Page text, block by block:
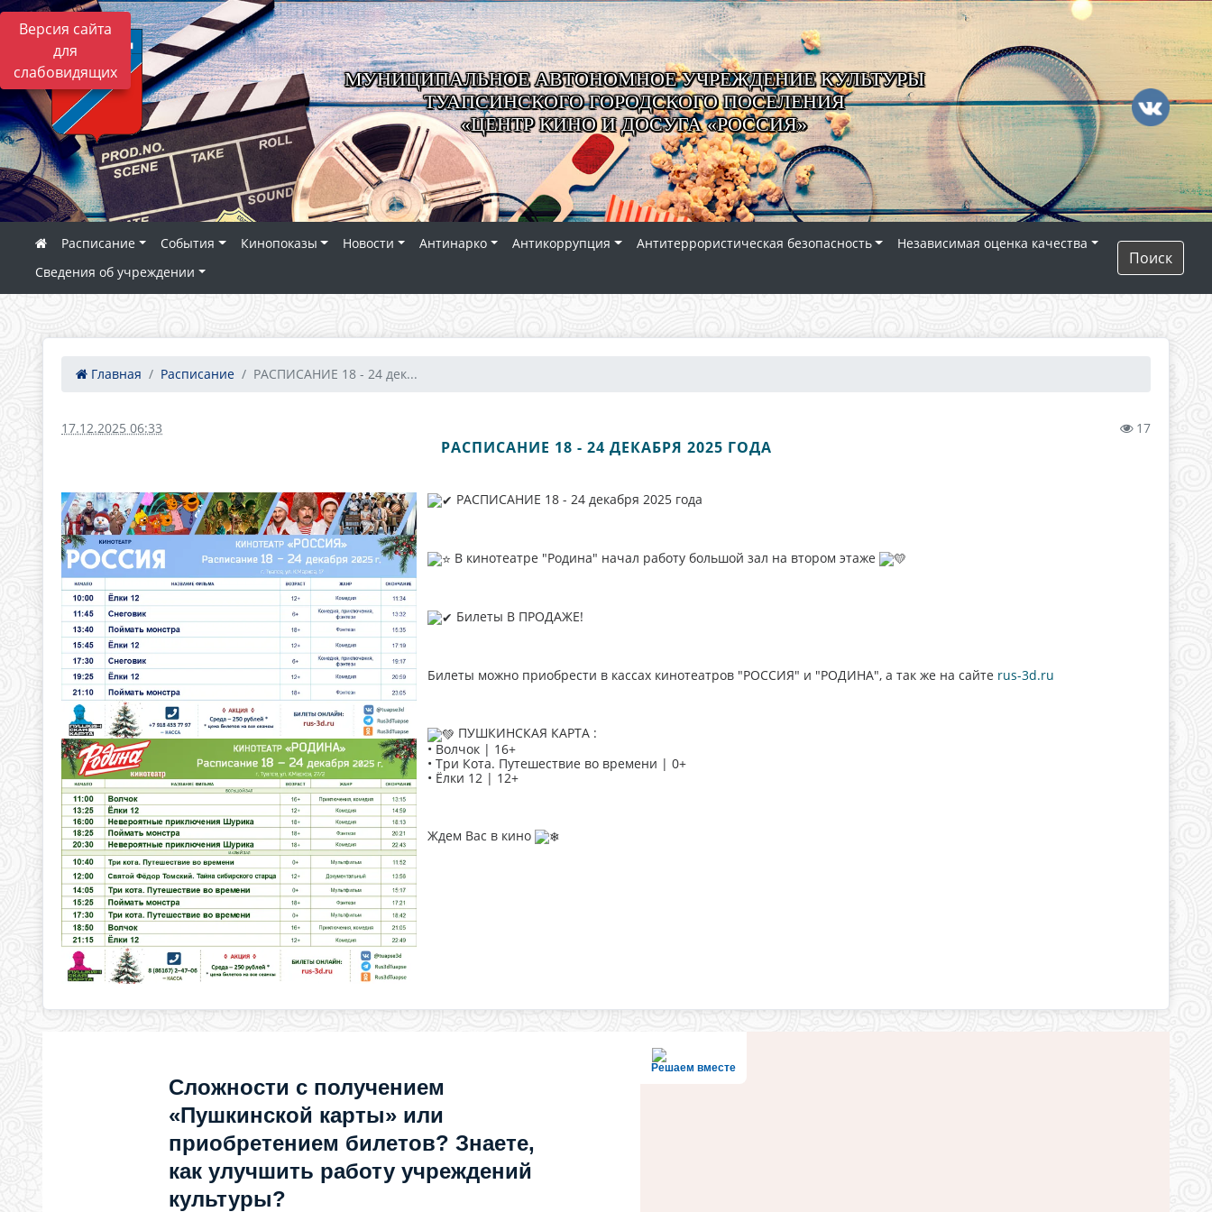
Версия сайта
для
слабовидящих
МУНИЦИПАЛЬНОЕ АВТОНОМНОЕ УЧРЕЖДЕНИЕ КУЛЬТУРЫ
ТУАПСИНСКОГО ГОРОДСКОГО ПОСЕЛЕНИЯ
«ЦЕНТР КИНО И ДОСУГА «РОССИЯ»
Расписание События Кинопоказы Новости Антинарко Антикоррупция Антитеррористическая безопасность
Независимая оценка качества
Сведения об учреждении
Поиск
Главная Расписание РАСПИСАНИЕ 18 - 24 дек...
17.12.2025 06:33 17
РАСПИСАНИЕ 18 - 24 ДЕКАБРЯ 2025 ГОДА
РАСПИСАНИЕ 18 - 24 декабря 2025 года
В кинотеатре "Родина" начал работу большой зал на втором этаже
Билеты В ПРОДАЖЕ!
Билеты можно приобрести в кассах кинотеатров "РОССИЯ" и "РОДИНА", а так же на сайте rus-3d.ru
ПУШКИНСКАЯ КАРТА :
• Волчок | 16+
• Три Кота. Путешествие во времени | 0+
• Ёлки 12 | 12+
Ждем Вас в кино
Решаем вместе
Сложности с получением
«Пушкинской карты» или
приобретением билетов? Знаете,
как улучшить работу учреждений
культуры?